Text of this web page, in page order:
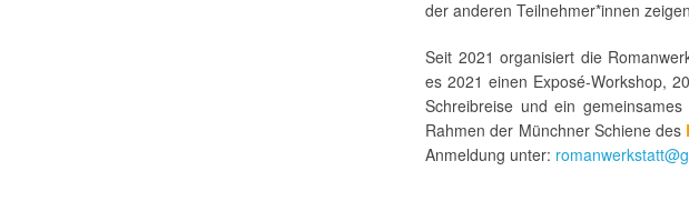
der anderen Teilnehmer*innen
Seit 2021 organisiert die
es 2021 einen Exposé-Workshop,
Schreibreise und ein gemeinsames
Rahmen der Münchner Schiene des
Anmeldung unter: